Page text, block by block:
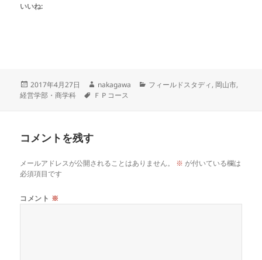
いいね:
投
稿
2017年4月27日
作
成
nakagawa
カ
フィールドスタディ, 岡山市,
経営学部・商学科
タ
ＦＰコース
コメントを残す
メールアドレスが公開されることはありません。 ※ が付いている欄は
必須項目です
コメント ※